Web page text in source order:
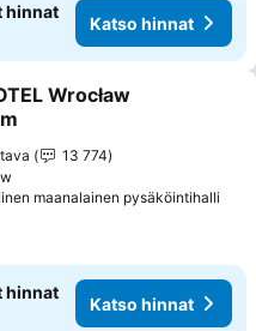
hinnat
Katso hinnat
suosikkeihin
Wrocław
13 774
maanalainen pysäköintihalli
hinnat
Katso hinnat